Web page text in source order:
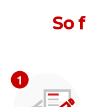
So